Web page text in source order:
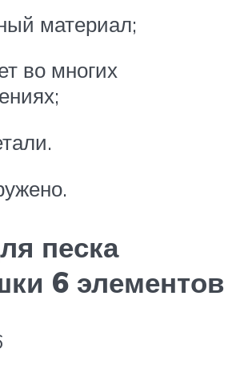
материал;
во многих
песка
6 элементов